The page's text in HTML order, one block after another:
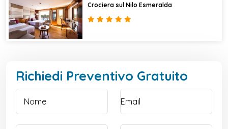
Crociera sul Nilo Esmeralda
Richiedi Preventivo Gratuito